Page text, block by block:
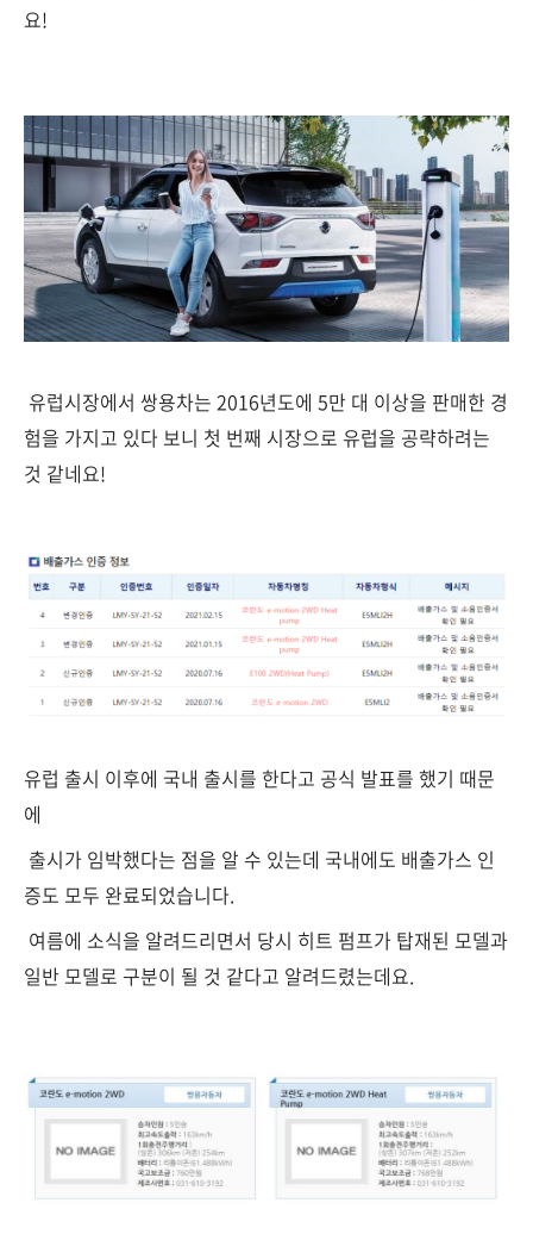
요!
유럽시장에서 쌍용차는 2016년도에 5만 대 이상을 판매한 경
험을 가지고 있다 보니 첫 번째 시장으로 유럽을 공략하려는
것 같네요!
유럽 출시 이후에 국내 출시를 한다고 공식 발표를 했기 때문
에
출시가 임박했다는 점을 알 수 있는데 국내에도 배출가스 인
증도 모두 완료되었습니다.
여름에 소식을 알려드리면서 당시 히트 펌프가 탑재된 모델과
일반 모델로 구분이 될 것 같다고 알려드렸는데요.